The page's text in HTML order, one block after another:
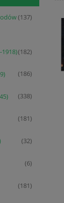
(137)
(182)
(186)
(338)
(181)
(32)
(6)
(181)